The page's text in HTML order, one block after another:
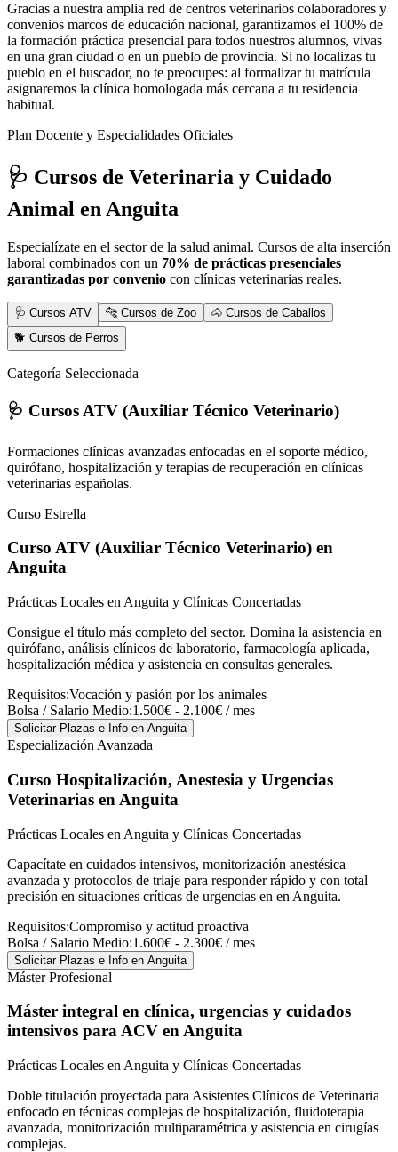
Gracias a nuestra amplia red de centros veterinarios colaboradores y
convenios marcos de educación nacional, garantizamos el 100% de
la formación práctica presencial para todos nuestros alumnos, vivas
en una gran ciudad o en un pueblo de provincia. Si no localizas tu
pueblo en el buscador, no te preocupes: al formalizar tu matrícula
asignaremos la clínica homologada más cercana a tu residencia
habitual.
Plan Docente y Especialidades Oficiales
🩺 Cursos de Veterinaria y Cuidado
Animal en Anguita
Especialízate en el sector de la salud animal. Cursos de alta inserción
laboral combinados con un 70% de prácticas presenciales
garantizadas por convenio con clínicas veterinarias reales.
🩺 Cursos ATV 🐆 Cursos de Zoo
🐴 Cursos de Caballos
🐕 Cursos de Perros
Categoría Seleccionada
🩺 Cursos ATV (Auxiliar Técnico Veterinario)
Formaciones clínicas avanzadas enfocadas en el soporte médico,
quirófano, hospitalización y terapias de recuperación en clínicas
veterinarias españolas.
Curso Estrella
Curso ATV (Auxiliar Técnico Veterinario) en
Anguita
Prácticas Locales en Anguita y Clínicas Concertadas
Consigue el título más completo del sector. Domina la asistencia en
quirófano, análisis clínicos de laboratorio, farmacología aplicada,
hospitalización médica y asistencia en consultas generales.
Requisitos:Vocación y pasión por los animales
Bolsa / Salario Medio:1.500€ - 2.100€ / mes
Solicitar Plazas e Info en Anguita
Especialización Avanzada
Curso Hospitalización, Anestesia y Urgencias
Veterinarias en Anguita
Prácticas Locales en Anguita y Clínicas Concertadas
Capacítate en cuidados intensivos, monitorización anestésica
avanzada y protocolos de triaje para responder rápido y con total
precisión en situaciones críticas de urgencias en en Anguita.
Requisitos:Compromiso y actitud proactiva
Bolsa / Salario Medio:1.600€ - 2.300€ / mes
Solicitar Plazas e Info en Anguita
Máster Profesional
Máster integral en clínica, urgencias y cuidados
intensivos para ACV en Anguita
Prácticas Locales en Anguita y Clínicas Concertadas
Doble titulación proyectada para Asistentes Clínicos de Veterinaria
enfocado en técnicas complejas de hospitalización, fluidoterapia
avanzada, monitorización multiparamétrica y asistencia en cirugías
complejas.